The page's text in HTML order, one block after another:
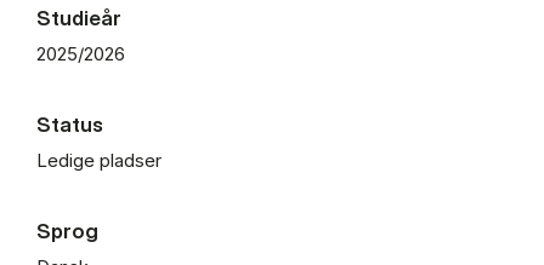
Studieår
2025/2026
Status
Ledige pladser
Sprog